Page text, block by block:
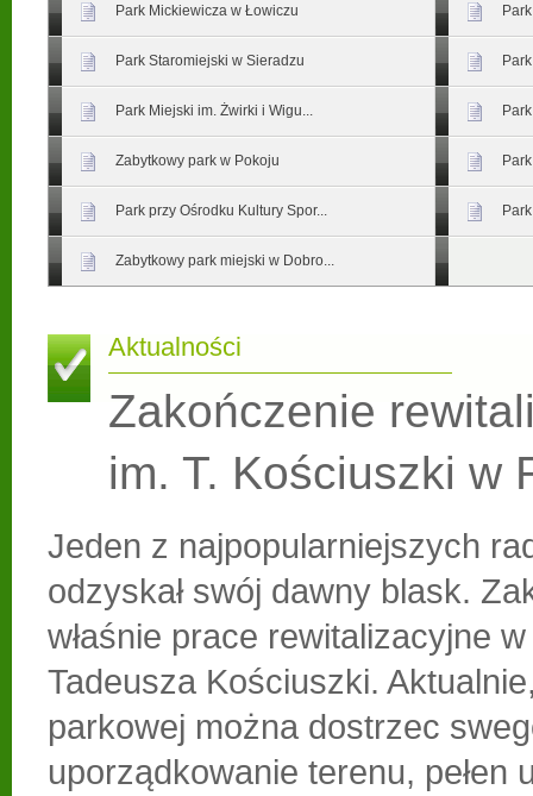
Park Mickiewicza w Łowiczu
Park Staromiejski w Sieradzu
Park Miejski im. Żwirki i Wigu...
Zabytkowy park w Pokoju
Park przy Ośrodku Kultury Spor...
Zabytkowy park miejski w Dobro...
Aktualności
Zakończenie
im. T. Kościuszki w
Jeden z najpopularniejszych
odzyskał swój dawny blask.
właśnie prace rewitalizacyjne
Tadeusza Kościuszki.
parkowej można dostrzec
uporządkowanie terenu, pełen